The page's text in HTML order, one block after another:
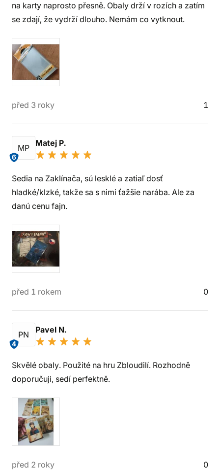
na karty naprosto přesně. Obaly drží v rozích a zatím
se zdají, že vydrží dlouho. Nemám co vytknout.
před 3 roky 1
MP
6
Matej P.
Sedia na Zaklínača, sú lesklé a zatiaľ dosť
hladké/klzké, takže sa s nimi ťažšie narába. Ale za
danú cenu fajn.
před 1 rokem 0
PN
4
Pavel N.
Skvělé obaly. Použité na hru Zbloudilí. Rozhodně
doporučuji, sedí perfektně.
před 2 roky 0